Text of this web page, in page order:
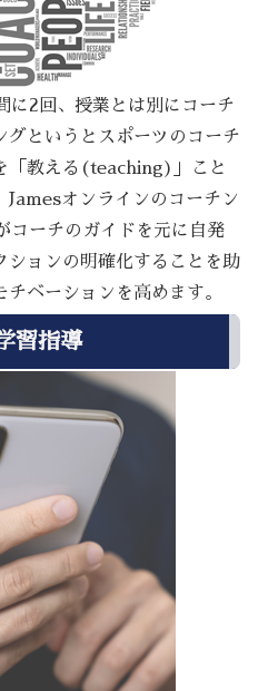
に2回、授業とは別にコーチ
グというとスポーツのコーチ
「教える(teaching)」こと
Jamesオンラインのコーチン
ーチのガイドを元に自発
ションの明確化することを助
ベーションを高めます。
習指導